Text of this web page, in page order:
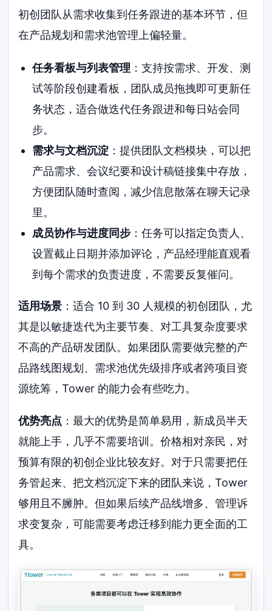
初创团队从需求收集到任务跟进的基本环节，但
在产品规划和需求池管理上偏轻量。
任务看板与列表管理 ：支持按需求、开发、测
试等阶段创建看板，团队成员拖拽即可更新任
务状态，适合做迭代任务跟进和每日站会同
步。
需求与文档沉淀：提供团队文档模块，可以把
产品需求、会议纪要和设计稿链接集中存放，
方便团队随时查阅，减少信息散落在聊天记录
里。
成员协作与进度同步：任务可以指定负责人、
设置截止日期并添加评论，产品经理能直观看
到每个需求的负责进度，不需要反复催问。
适用场景 ：适合 10 到 30 人规模的初创团队，尤
其是以敏捷迭代为主要节奏、对工具复杂度要求
不高的产品研发团队。如果团队需要做完整的产
品路线图规划、需求池优先级排序或者跨项目资
源统筹，Tower 的能力会有些吃力。
优势亮点 ：最大的优势是简单易用，新成员半天
就能上手，几乎不需要培训。价格相对亲民，对
预算有限的初创企业比较友好。对于只需要把任
务管起来、把文档沉淀下来的团队来说，Tower
够用且不臃肿。但如果后续产品线增多、管理诉
求变复杂，可能需要考虑迁移到能力更全面的工
具。